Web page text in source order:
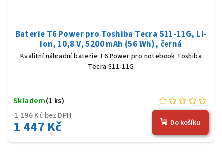
Baterie T6 Power pro Toshiba Tecra S11-11G, Li-
Ion, 10,8 V, 5200 mAh (56 Wh), černá
Kvalitní náhradní baterie T6 Power pro notebook Toshiba
Tecra S11-11G
1 196 Kč bez DPH
1 447 Kč
Skladem(1 ks)
Do košíku